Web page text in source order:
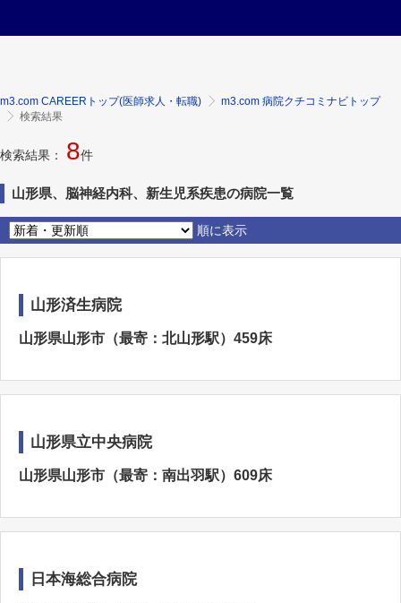
m3.com CAREERトップ(医師求人・転職)
m3.com 病院クチコミナビトップ
検索結果
検索結果： 8件
山形県、脳神経内科、新生児系疾患の病院一覧
順に表示
山形済生病院
山形県山形市（最寄：北山形駅）459床
山形県立中央病院
山形県山形市（最寄：南出羽駅）609床
日本海総合病院